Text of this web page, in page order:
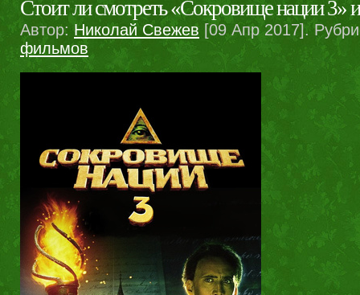
Стоит ли смотреть «Сокровище нации 3»
Автор: Николай Свежев [09 Апр 2017].
фильмов